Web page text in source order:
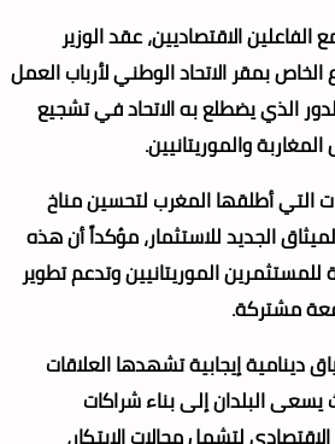
الاقتصاديين، عقد الوزير
بمقر الاتحاد الوطني لأرباب العمل
الذي يضطلع به الاتحاد في تشجيع
والموريتانيين.
التي أطلقها المغرب لتحسين مناخ
الجديد للاستثمار، مؤكداً أن هذه
للمستثمرين الموريتانيين وتدعم تطوير
مشتركة.
دينامية إيجابية تشهدها العلاقات
يسعى البلدان إلى بناء شراكات
لتشمل مجالات الابتكار،